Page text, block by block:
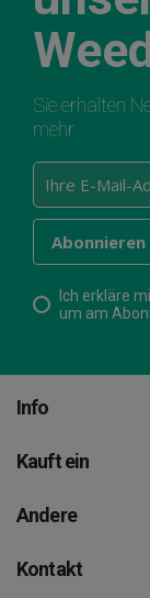
Sie erhalten
mehr.
Ich erkläre
um am
Info
Kauft ein
Andere
Kontakt